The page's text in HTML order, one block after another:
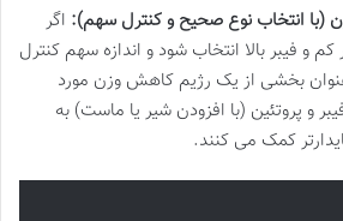
(با انتخاب نوع صحیح و کنترل سهم): اگر
و فیبر بالا انتخاب شود و اندازه سهم کنترل
بخشی از یک رژیم کاهش وزن مورد
و پروتئین (با افزودن شیر یا ماست) به
کمک می کنند.